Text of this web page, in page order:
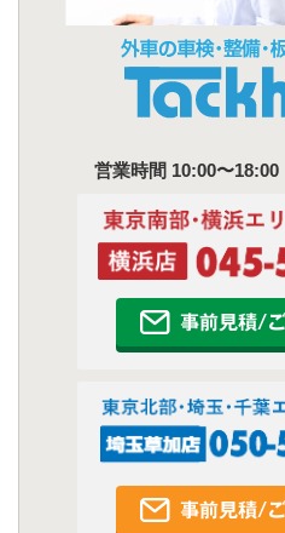
営業時間 10:00〜18:00